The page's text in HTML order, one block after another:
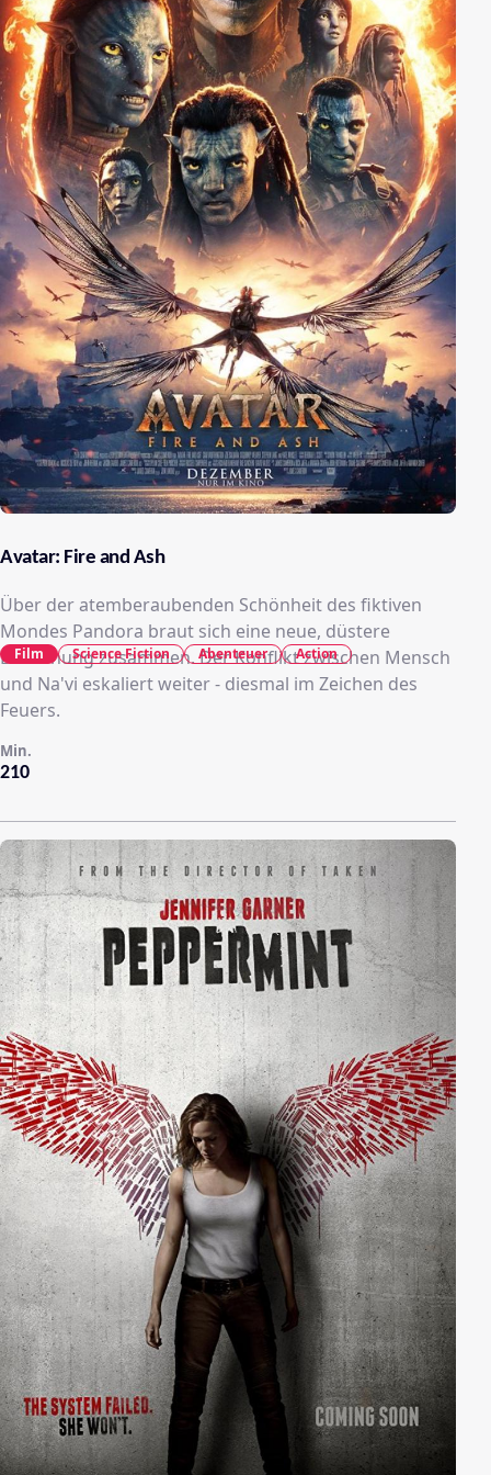
Avatar: Fire and Ash
Über der atemberaubenden Schönheit des fiktiven
Mondes Pandora braut sich eine neue, düstere
Bedrohung zusammen. Der Konflikt zwischen Mensch
und Na'vi eskaliert weiter - diesmal im Zeichen des
Feuers.
210
Min.
Film Science Fiction Abenteuer Action